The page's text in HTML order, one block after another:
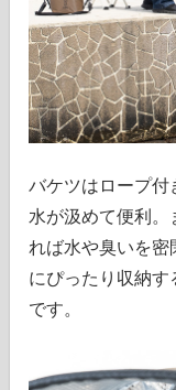
バケツはロープ付
水が汲めて便利。
れば水や臭いを
にぴったり収納
です。